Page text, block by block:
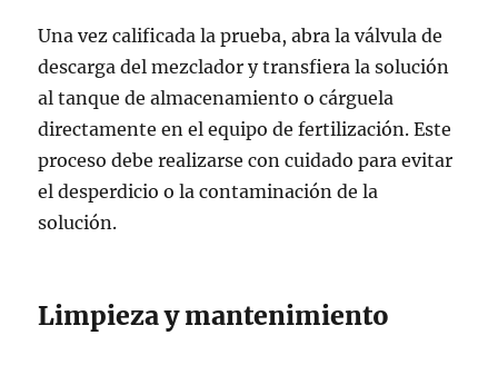
Una vez calificada la prueba, abra la válvula de
descarga del mezclador y transfiera la solución
al tanque de almacenamiento o cárguela
directamente en el equipo de fertilización. Este
proceso debe realizarse con cuidado para evitar
el desperdicio o la contaminación de la
solución.
Limpieza y mantenimiento